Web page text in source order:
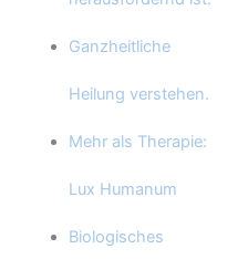
Ganzheitliche
Heilung verstehen.
Mehr als Therapie:
Lux Humanum
Biologisches